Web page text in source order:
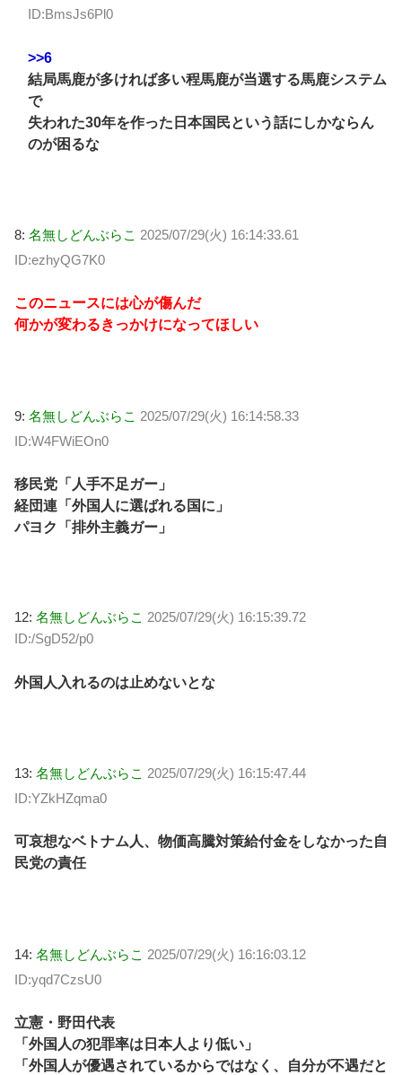
ID:BmsJs6Pl0
>>6
結局馬鹿が多ければ多い程馬鹿が当選する馬鹿システム
で
失われた30年を作った日本国民という話にしかならん
のが困るな
8: 名無しどんぶらこ 2025/07/29(火) 16:14:33.61
ID:ezhyQG7K0
このニュースには心が傷んだ
何かが変わるきっかけになってほしい
9: 名無しどんぶらこ 2025/07/29(火) 16:14:58.33
ID:W4FWiEOn0
移民党「人手不足ガー」
経団連「外国人に選ばれる国に」
パヨク「排外主義ガー」
12: 名無しどんぶらこ 2025/07/29(火) 16:15:39.72
ID:/SgD52/p0
外国人入れるのは止めないとな
13: 名無しどんぶらこ 2025/07/29(火) 16:15:47.44
ID:YZkHZqma0
可哀想なベトナム人、物価高騰対策給付金をしなかった自
民党の責任
14: 名無しどんぶらこ 2025/07/29(火) 16:16:03.12
ID:yqd7CzsU0
立憲・野田代表
「外国人の犯罪率は日本人より低い」
「外国人が優遇されているからではなく、自分が不遇だと